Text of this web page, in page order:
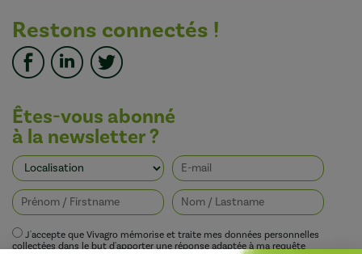
Restons connectés !
Êtes-vous abonné
à la newsletter ?
J'accepte que Vivagro mémorise et traite mes données personnelles
collectées dans le but d'apporter une réponse adaptée à ma requête